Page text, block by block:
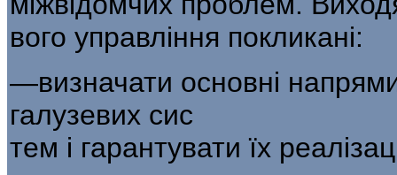
вого управління покликані:
—визначати основні
галузевих сис­
тем і гарантувати їх